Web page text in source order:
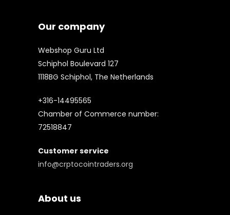
Our company
Webshop Guru Ltd
Schiphol Boulevard 127
1118BG Schiphol, The Netherlands
+316-14495565
Chamber of Commerce number:
72518847
Customer service
info@crptocointraders.org
About us